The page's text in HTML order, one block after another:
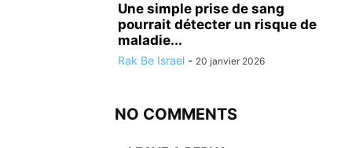
Une simple prise de sang
pourrait détecter un risque de
maladie...
Rak Be Israel - 20 janvier 2026
NO COMMENTS